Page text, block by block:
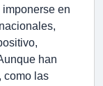
en
han
como las